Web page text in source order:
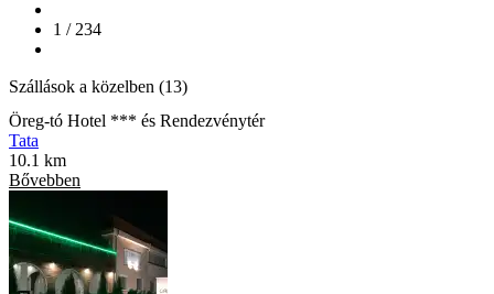
1 / 234
Szállások a közelben (13)
Öreg-tó Hotel *** és Rendezvénytér
Tata
10.1 km
Bővebben